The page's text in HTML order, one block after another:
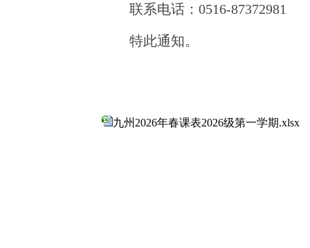
联系电话： 0516-87372981
特此通知。
九州2026年春课表2026级第一学期.xlsx